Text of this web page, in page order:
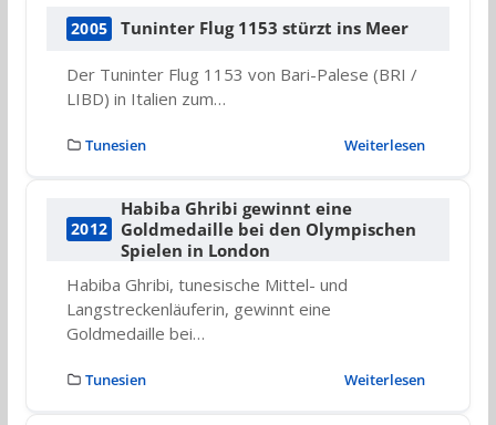
2005 Tuninter Flug 1153 stürzt ins Meer
Der Tuninter Flug 1153 von Bari-Palese (BRI /
LIBD) in Italien zum…
Tunesien Weiterlesen
2012
Habiba Ghribi gewinnt eine
Goldmedaille bei den Olympischen
Spielen in London
Habiba Ghribi, tunesische Mittel- und
Langstreckenläuferin, gewinnt eine
Goldmedaille bei…
Tunesien Weiterlesen